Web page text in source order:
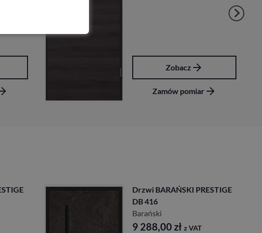
Zobacz
Zamów pomiar
Drzwi BARAŃSKI PRESTIGE
DB 416
Barański
9 288,00 zł z VAT